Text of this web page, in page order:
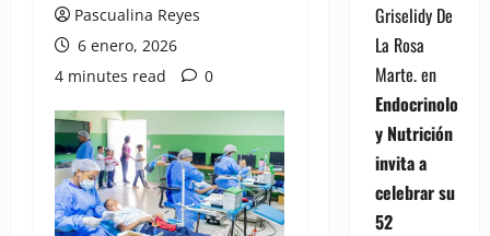
Pascualina Reyes
6 enero, 2026
4 minutes read
0
Griselidy De
La Rosa
Marte.en
Endocrinología
y Nutrición
invita a
celebrar su
52